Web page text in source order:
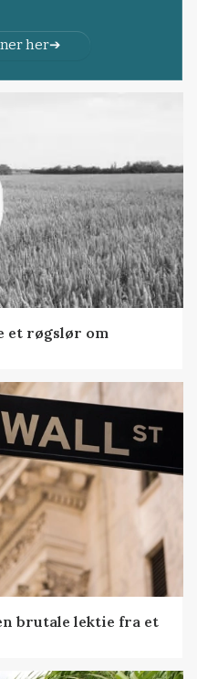
her
et røgslør om
brutale lektie fra et